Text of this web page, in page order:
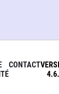
CONTACT